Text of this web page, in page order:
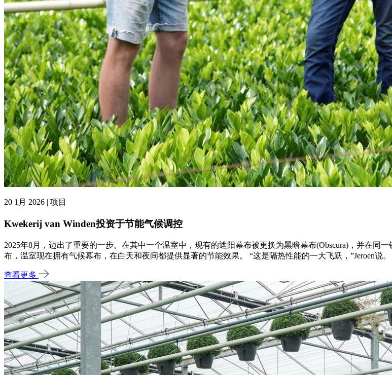
20 1月 2026 | 项目
Kwekerij van Winden投资于节能气候调控
2025年8月，迈出了重要的一步。在其中一个温室中，现有的遮阳幕布被更换为黑暗幕布(Obscura)，并在同
布，温室现在拥有气候幕布，在白天和夜间都提供显著的节能效果。 “这是隔热性能的一大飞跃，”Jeroen说。
查看更多